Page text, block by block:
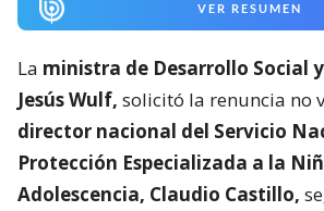
VER RESUMEN
La ministra de Desarrollo Social
Jesús Wulf, solicitó la renuncia no
director nacional del Servicio
Protección Especializada a la
Adolescencia, Claudio Castillo,